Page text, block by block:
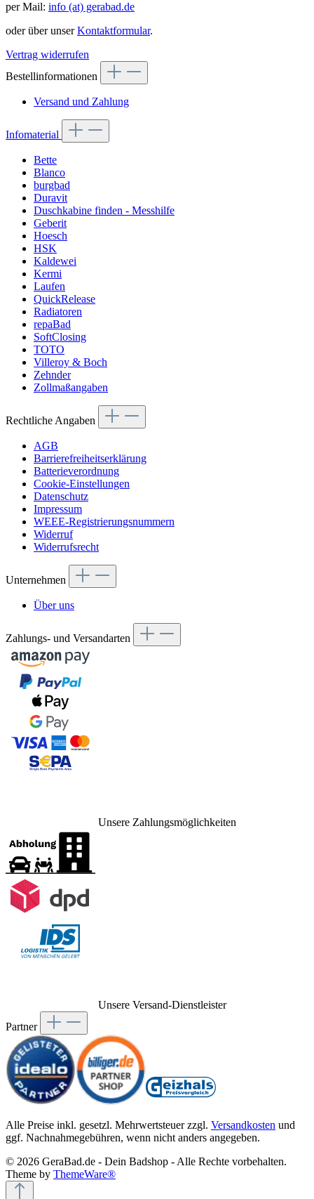
per Mail: info (at) gerabad.de
oder über unserKontaktformular.
Vertrag widerrufen
Bestellinformationen
Versand und Zahlung
Infomaterial
Bette
Blanco
burgbad
Duravit
Duschkabine finden - Messhilfe
Geberit
Hoesch
HSK
Kaldewei
Kermi
Laufen
QuickRelease
Radiatoren
repaBad
SoftClosing
TOTO
Villeroy & Boch
Zehnder
Zollmaßangaben
Rechtliche Angaben
AGB
Barrierefreiheitserklärung
Batterieverordnung
Cookie-Einstellungen
Datenschutz
Impressum
WEEE-Registrierungsnummern
Widerruf
Widerrufsrecht
Unternehmen
Über uns
Zahlungs- und Versandarten
Unsere Zahlungsmöglichkeiten
Unsere Versand-Dienstleister
Partner
Alle Preise inkl. gesetzl. Mehrwertsteuer zzgl. Versandkosten und
ggf. Nachnahmegebühren, wenn nicht anders angegeben.
© 2026 GeraBad.de - Dein Badshop - Alle Rechte vorbehalten.
Theme by ThemeWare®